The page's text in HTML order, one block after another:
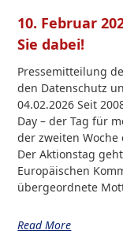
10. Februar
Sie dabei!
Pressemitteilung
den Datenschutz
04.02.2026 Seit
Day – der Tag für
der zweiten Woche
Der Aktionstag
Europäischen
übergeordnete
Read More